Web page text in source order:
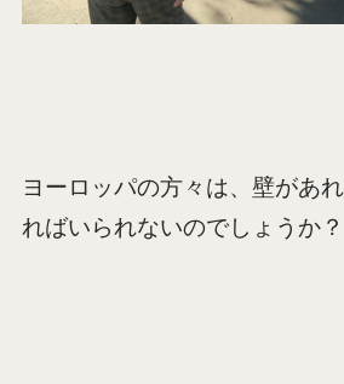
ヨーロッパの方々は、壁があ
ればいられないのでしょうか？